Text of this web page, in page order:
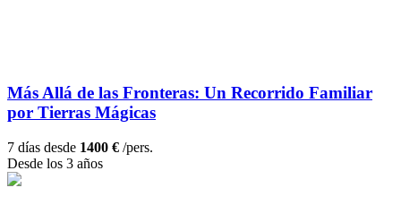
Más Allá de las Fronteras: Un Recorrido Familiar
por Tierras Mágicas
7 días desde 1400 € /pers.
Desde los 3 años